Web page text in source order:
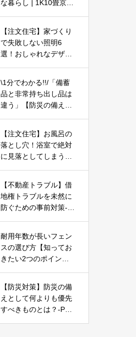
な暮らし | 1K10畳京都
【注文住宅】家づくり
で失敗しない照明6
選！おしゃれなデザイ
\1分でわかる!!/「備蓄
品と非常持ち出し品は
違う」【防災の備え
【注文住宅】お風呂の
落とし穴！浴室で絶対
に見落としてしまうポ
【不動産トラブル】借
地権トラブルを未然に
防ぐための事前対策-P
耐用年数が長いフェン
スの選び方【知ってお
きたい2つのポイン
【防災対策】防災の備
えとして何よりも優先
すべきものとは？-Part